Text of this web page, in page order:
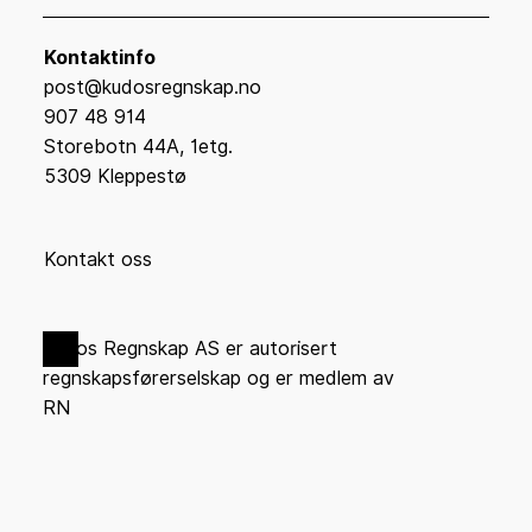
Kontaktinfo
post@kudosregnskap.no
907 48 914
Storebotn 44A, 1etg.
5309 Kleppestø
Kontakt oss
Kudos Regnskap AS er autorisert
regnskapsførerselskap og er medlem av
RN